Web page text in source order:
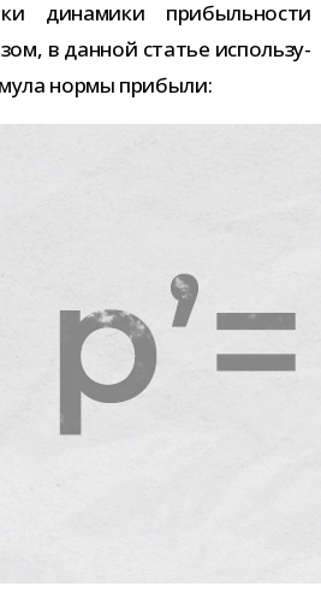
дина­мики при­быль­но­сти
в дан­ной ста­тье исполь­зу­
нормы прибыли: